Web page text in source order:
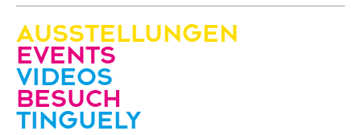
Ausstellungen
Events
Videos
Besuch
Tinguely